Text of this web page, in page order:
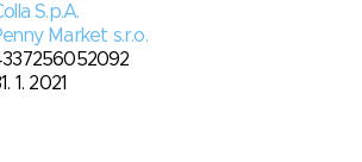
S.p.A.
Market s.r.o.
1. 2021